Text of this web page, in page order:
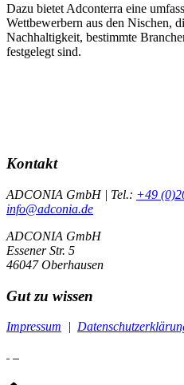
Dazu bietet Adconterra eine
Wettbewerbern aus den Nischen,
Nachhaltigkeit, bestimmte
festgelegt sind.
Kontakt
ADCONIA GmbH | Tel.: +49
info@adconia.de
ADCONIA GmbH
Essener Str. 5
46047 Oberhausen
Gut zu wissen
Impressum